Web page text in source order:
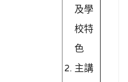
及學
校特
色
主講